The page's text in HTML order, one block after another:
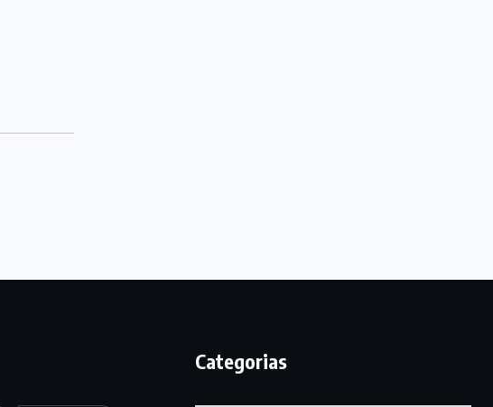
Categorias